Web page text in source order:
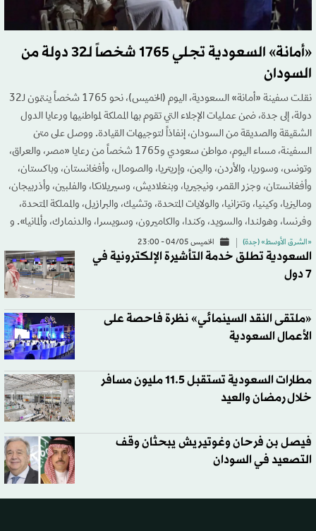
«أمانة» السعودية تجلي 1765 شخصاً لـ32 دولة من
السودان
نقلت سفينة «أمانة» السعودية، اليوم (الخميس)، نحو 1765 شخصاً ينتمون لـ32
دولة، إلى جدة، ضمن عمليات الإجلاء التي تقوم بها المملكة لمواطنيها ورعايا الدول
الشقيقة والصديقة من السودان، إنفاذاً لتوجيهات القيادة. ووصل على متن
السفينة، مساء اليوم، مواطن سعودي و1765 شخصاً من رعايا «مصر، والعراق،
وتونس، وسوريا، والأردن، واليمن، وإريتريا، والصومال، وأفغانستان، وباكستان،
وأفغانستان، وجزر القمر، ونيجيريا، وبنغلاديش، وسيريلانكا، والفلبين، وأذربيجان،
وماليزيا، وكينيا، وتنزانيا، والولايات المتحدة، وتشيك، والبرازيل، والمملكة المتحدة،
وفرنسا، وهولندا، والسويد، وكندا، والكاميرون، وسويسرا، والدنمارك، وألمانيا». و
«الشرق الأوسط» (جدة) الخميس 04/05 - 23:00
السعودية تطلق خدمة التأشيرة الإلكترونية في
7 دول
«ملتقى النقد السينمائي» نظرة فاحصة على
الأعمال السعودية
مطارات السعودية تستقبل 11.5 مليون مسافر
خلال رمضان والعيد
فيصل بن فرحان وغوتيريش يبحثان وقف
التصعيد في السودان